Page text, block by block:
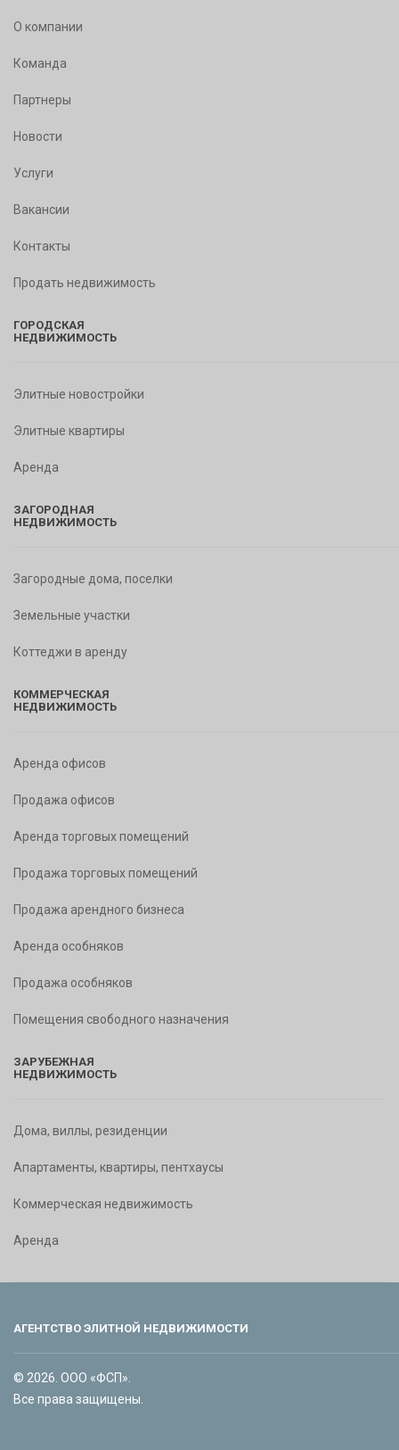
О компании
Команда
Партнеры
Новости
Услуги
Вакансии
Контакты
Продать недвижимость
ГОРОДСКАЯ
НЕДВИЖИМОСТЬ
Элитные новостройки
Элитные квартиры
Аренда
ЗАГОРОДНАЯ
НЕДВИЖИМОСТЬ
Загородные дома, поселки
Земельные участки
Коттеджи в аренду
КОММЕРЧЕСКАЯ
НЕДВИЖИМОСТЬ
Аренда офисов
Продажа офисов
Аренда торговых помещений
Продажа торговых помещений
Продажа арендного бизнеса
Аренда особняков
Продажа особняков
Помещения свободного назначения
ЗАРУБЕЖНАЯ
НЕДВИЖИМОСТЬ
Дома, виллы, резиденции
Апартаменты, квартиры, пентхаусы
Коммерческая недвижимость
Аренда
АГЕНТСТВО ЭЛИТНОЙ НЕДВИЖИМОСТИ
© 2026. ООО «ФСП».
Все права защищены.